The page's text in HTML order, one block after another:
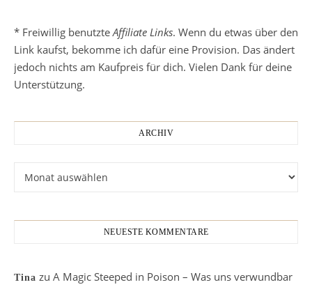
* Freiwillig benutzteAffiliate Links. Wenn du etwas über den
Link kaufst, bekomme ich dafür eine Provision. Das ändert
jedoch nichts am Kaufpreis für dich. Vielen Dank für deine
Unterstützung.
ARCHIV
NEUESTE KOMMENTARE
Tina zu A Magic Steeped in Poison – Was uns verwundbar